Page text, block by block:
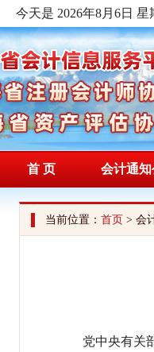
今天是 2026年8月6日 星
首 页 会计通
当前位置： 首页 > 会
党中央有关